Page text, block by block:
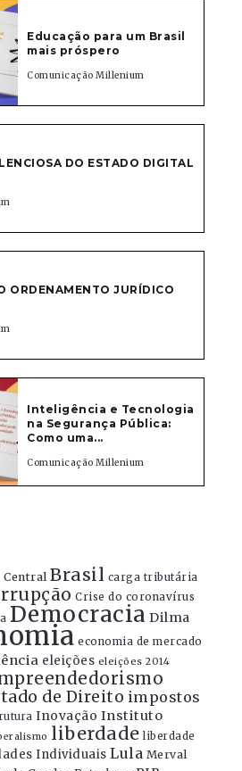
Educação para um Brasil
mais próspero
Comunicação Millenium
DO ESTADO DIGITAL
ORDENAMENTO JURÍDICO
Inteligência e Tecnologia
na Segurança Pública:
Como uma...
Comunicação Millenium
Central Brasil carga tributária
Crise do coronavírus
Democracia Dilma
economia de mercado
eleições eleições 2014
de Direito impostos
Inovação Instituto
liberdade liberdade
Individuais Lula Merval